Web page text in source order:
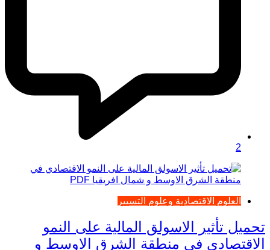
2
العلوم الاقتصادية وعلوم التسيير
تحميل تأثير الاسولق المالية على النمو
الاقتصادي في منطقة الشرق الاوسط و